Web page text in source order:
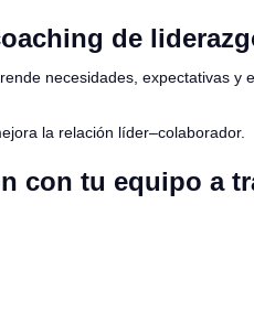
de
necesidades, expectativas y
la relación líder–colaborador.
con tu equipo a